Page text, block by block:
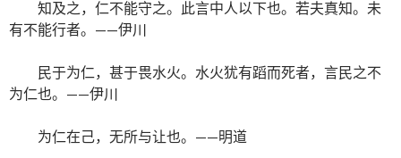
知及之，仁不能守之。此言中人以下也。若夫真知。未
有不能行者。——伊川
民于为仁，甚于畏水火。水火犹有蹈而死者，言民之不
为仁也。——伊川
为仁在己，无所与让也。——明道